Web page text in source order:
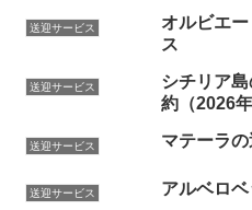
送迎サービス
オルビエ
ス
送迎サービス
シチリア
約（2026年
送迎サービス マテーラ
送迎サービス アルベロ